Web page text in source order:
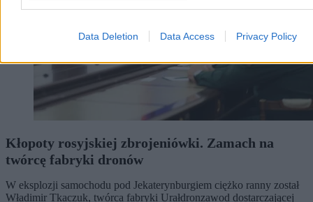
Data Deletion Data Access Privacy Policy
Kłopoty rosyjskiej zbrojeniówki. Zamach na
twórcę fabryki dronów
W eksplozji samochodu pod Jekaterynburgiem ciężko ranny został
Władimir Tkaczuk, twórca fabryki Urałdronzawod dostarczającej